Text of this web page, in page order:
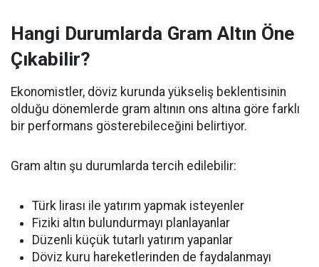
Hangi Durumlarda Gram Altın Öne
Çıkabilir?
Ekonomistler, döviz kurunda yükseliş beklentisinin
olduğu dönemlerde gram altının ons altına göre farklı
bir performans gösterebileceğini belirtiyor.
Gram altın şu durumlarda tercih edilebilir:
Türk lirası ile yatırım yapmak isteyenler
Fiziki altın bulundurmayı planlayanlar
Düzenli küçük tutarlı yatırım yapanlar
Döviz kuru hareketlerinden de faydalanmayı